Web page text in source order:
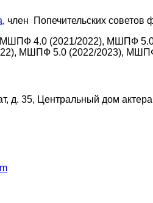
, член Попечительских советов
4.0 (2021/2022), МШПФ
МШПФ 5.0 (2022/2023),
д. 35, Центральный дом